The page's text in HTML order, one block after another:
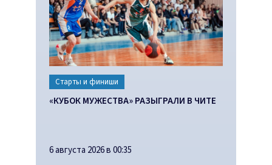
Старты и финиши
«КУБОК МУЖЕСТВА» РАЗЫГРАЛИ В ЧИТЕ
6 августа 2026 в 00:35